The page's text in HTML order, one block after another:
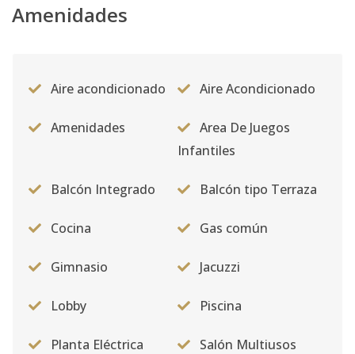
Amenidades
Aire acondicionado Aire Acondicionado
Amenidades
Area De Juegos
Infantiles
Balcón Integrado Balcón tipo Terraza
Cocina Gas común
Gimnasio Jacuzzi
Lobby Piscina
Planta Eléctrica Salón Multiusos